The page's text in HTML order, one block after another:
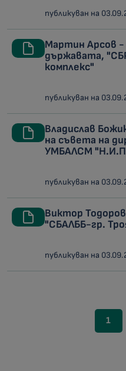
публикуван на
Мартин Арсов
държавата,
комплекс"
публикуван на
Владислав
на съвета на
УМБАЛСМ
публикуван на
Виктор
"СБАЛББ-гр.
публикуван на
1